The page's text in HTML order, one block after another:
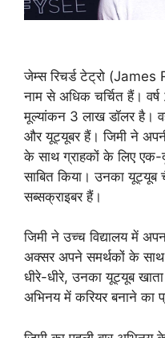
जेम्स रिचर्ड टेट्रो
नाम से अधिक चर्चित हैं।
मूल्यांकन 3 लाख डॉलर है।
और यूट्यूबर हैं। जिमी ने
के साथ ग्राहकों के लिए
साबित किया। उनका
सब्सक्राइबर हैं।
जिमी ने उच्च विद्यालय में
अक्सर अपने समर्थकों के साथ
धीरे-धीरे, उनका यूट्यूब खाता
अभिनय में करियर बनाने का